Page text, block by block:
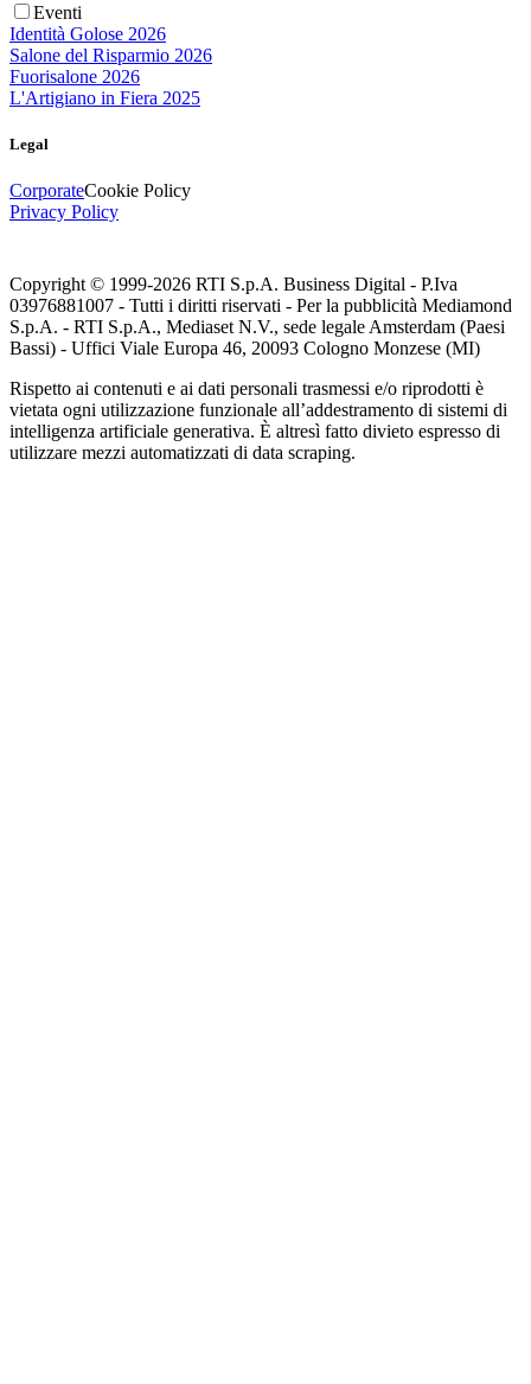
Eventi
Identità Golose 2026
Salone del Risparmio 2026
Fuorisalone 2026
L'Artigiano in Fiera 2025
Legal
CorporateCookie Policy
Privacy Policy
Copyright © 1999-2026 RTI S.p.A. Business Digital - P.Iva
03976881007 - Tutti i diritti riservati - Per la pubblicità Mediamond
S.p.A. - RTI S.p.A., Mediaset N.V., sede legale Amsterdam (Paesi
Bassi) - Uffici Viale Europa 46, 20093 Cologno Monzese (MI)
Rispetto ai contenuti e ai dati personali trasmessi e/o riprodotti è
vietata ogni utilizzazione funzionale all’addestramento di sistemi di
intelligenza artificiale generativa. È altresì fatto divieto espresso di
utilizzare mezzi automatizzati di data scraping.